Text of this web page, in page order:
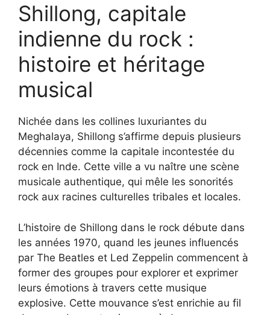
Shillong, capitale
indienne du rock :
histoire et héritage
musical
Nichée dans les collines luxuriantes du
Meghalaya, Shillong s’affirme depuis plusieurs
décennies comme la capitale incontestée du
rock en Inde. Cette ville a vu naître une scène
musicale authentique, qui mêle les sonorités
rock aux racines culturelles tribales et locales.
L’histoire de Shillong dans le rock débute dans
les années 1970, quand les jeunes influencés
par The Beatles et Led Zeppelin commencent à
former des groupes pour explorer et exprimer
leurs émotions à travers cette musique
explosive. Cette mouvance s’est enrichie au fil